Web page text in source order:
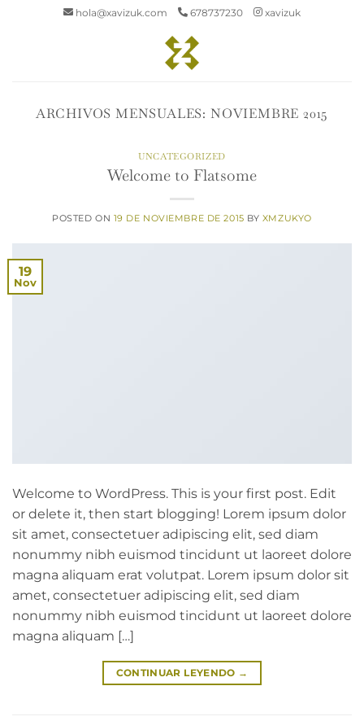
hola@xavizuk.com 678737230 xavizuk
ARCHIVOS MENSUALES: NOVIEMBRE 2015
UNCATEGORIZED
Welcome to Flatsome
POSTED ON 19 DE NOVIEMBRE DE 2015 BY XMZUKYO
19
Nov
Welcome to WordPress. This is your first post. Edit
or delete it, then start blogging! Lorem ipsum dolor
sit amet, consectetuer adipiscing elit, sed diam
nonummy nibh euismod tincidunt ut laoreet dolore
magna aliquam erat volutpat. Lorem ipsum dolor sit
amet, consectetuer adipiscing elit, sed diam
nonummy nibh euismod tincidunt ut laoreet dolore
magna aliquam […]
CONTINUAR LEYENDO →